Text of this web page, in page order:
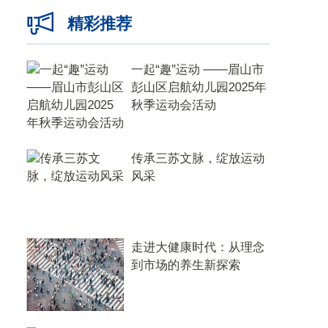
精彩推荐
一起“趣”运动 ——眉山市
彭山区启航幼儿园2025年
秋季运动会活动
传承三苏文脉，绽放运动
风采
走进大健康时代：从理念
到市场的养生新探索